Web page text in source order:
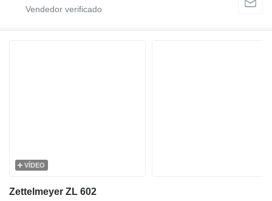
VÍDEO
Zettelmeyer ZL 602